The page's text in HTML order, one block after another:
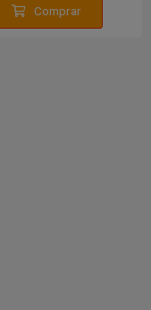
Comprar